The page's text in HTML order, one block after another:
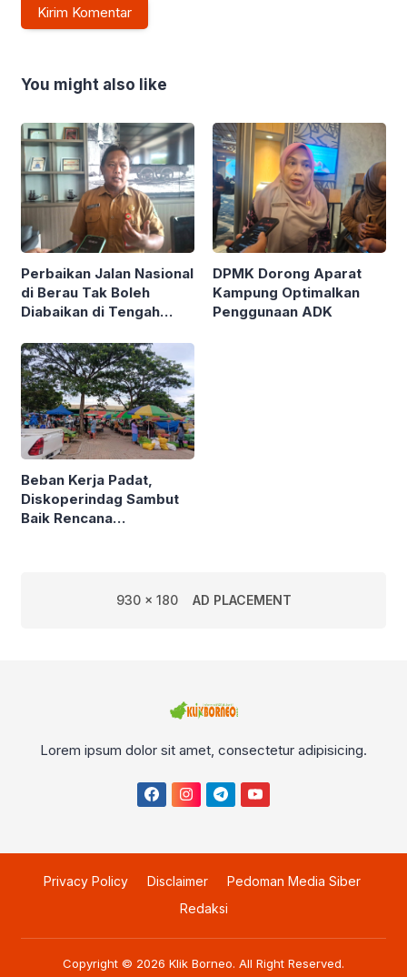
You might also like
Perbaikan Jalan Nasional
di Berau Tak Boleh
Diabaikan di Tengah
Kalimantan
DPMK Dorong Aparat
Kampung Optimalkan
Penggunaan ADK
Beban Kerja Padat,
Diskoperindag Sambut
Baik Rencana
930 x 180 AD PLACEMENT
Lorem ipsum dolor sit amet, consectetur adipisicing.
Privacy Policy Disclaimer
Pedoman Media Siber
Redaksi
Copyright © 2026 Klik Borneo. All Right Reserved.